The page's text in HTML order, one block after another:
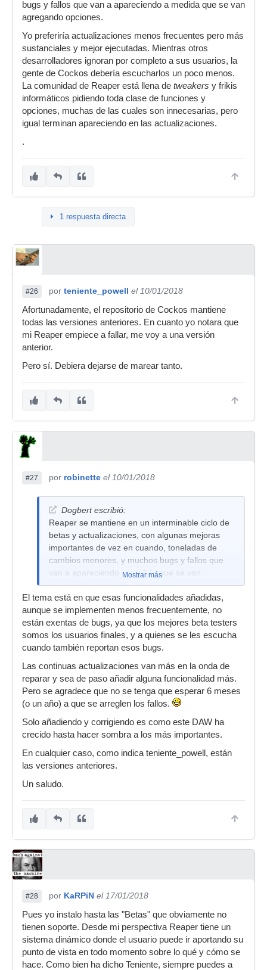
bugs y fallos que van a apareciendo a medida que se van
agregando opciones.
Yo preferiría actualizaciones menos frecuentes pero más
sustanciales y mejor ejecutadas. Mientras otros
desarrolladores ignoran por completo a sus usuarios, la
gente de Cockos debería escucharlos un poco menos.
La comunidad de Reaper está llena de tweakers y frikis
informáticos pidiendo toda clase de funciones y
opciones, muchas de las cuales son innecesarias, pero
igual terminan apareciendo en las actualizaciones.
.
1 respuesta directa
#26 por teniente_powell el 10/01/2018
Afortunadamente, el repositorio de Cockos mantiene
todas las versiones anteriores. En cuanto yo notara que
mi Reaper empiece a fallar, me voy a una versión
anterior.
Pero sí. Debiera dejarse de marear tanto.
#27 por robinette el 10/01/2018
Dogbert escribió:
Reaper se mantiene en un interminable ciclo de
betas y actualizaciones, con algunas mejoras
importantes de vez en cuando, toneladas de
cambios menores, y muchos bugs y fallos que
van a apareciendo a medida que se van
agregando opciones.
Yo preferiría actualizaciones menos frecuentes
pero más sustanciales y mejor ejecutadas.
Mostrar más
El tema está en que esas funcionalidades añadidas,
aunque se implementen menos frecuentemente, no
están exentas de bugs, ya que los mejores beta testers
somos los usuarios finales, y a quienes se les escucha
cuando también reportan esos bugs.
Las continuas actualizaciones van más en la onda de
reparar y sea de paso añadir alguna funcionalidad más.
Pero se agradece que no se tenga que esperar 6 meses
(o un año) a que se arreglen los fallos.
Solo añadiendo y corrigiendo es como este DAW ha
crecido hasta hacer sombra a los más importantes.
En cualquier caso, como indica teniente_powell, están
las versiones anteriores.
Un saludo.
#28 por KaRPiN el 17/01/2018
Pues yo instalo hasta las "Betas" que obviamente no
tienen soporte. Desde mi perspectiva Reaper tiene un
sistema dinámico donde el usuario puede ir aportando su
punto de vista en todo momento sobre lo qué y cómo se
hace. Como bien ha dicho Teniente, siempre puedes a